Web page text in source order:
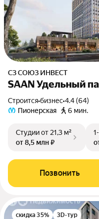
СЗ СОЮЗ ИНВЕСТ
SAAN Удельный
Строится•бизнес•4.4 (64)
Пионерская
6 мин.
Студииот 21,3 м²
от 8,5 млн ₽
Позвонить
скидка 35% 3D-тур